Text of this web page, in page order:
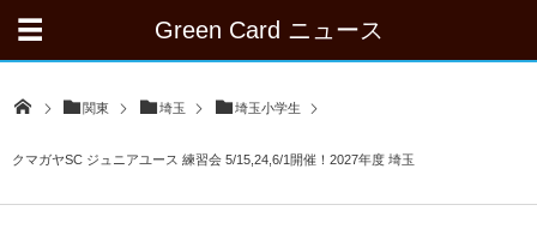
Green Card ニュース
関東 埼玉 埼玉小学生
クマガヤSC ジュニアユース 練習会 5/15,24,6/1開催！2027年度 埼玉